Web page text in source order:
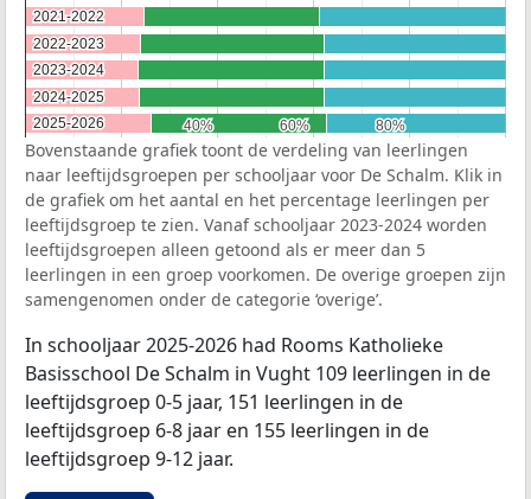
40%
40% 60%
60% 80%
80%
2021-2022
2021-2022
2022-2023
2022-2023
2023-2024
2023-2024
2024-2025
2024-2025
2025-2026
2025-2026
Bovenstaande grafiek toont de verdeling van leerlingen
naar leeftijdsgroepen per schooljaar voor De Schalm. Klik in
de grafiek om het aantal en het percentage leerlingen per
leeftijdsgroep te zien. Vanaf schooljaar 2023-2024 worden
leeftijdsgroepen alleen getoond als er meer dan 5
leerlingen in een groep voorkomen. De overige groepen zijn
samengenomen onder de categorie ‘overige’.
In schooljaar 2025-2026 had Rooms Katholieke
Basisschool De Schalm in Vught 109 leerlingen in de
leeftijdsgroep 0-5 jaar, 151 leerlingen in de
leeftijdsgroep 6-8 jaar en 155 leerlingen in de
leeftijdsgroep 9-12 jaar.